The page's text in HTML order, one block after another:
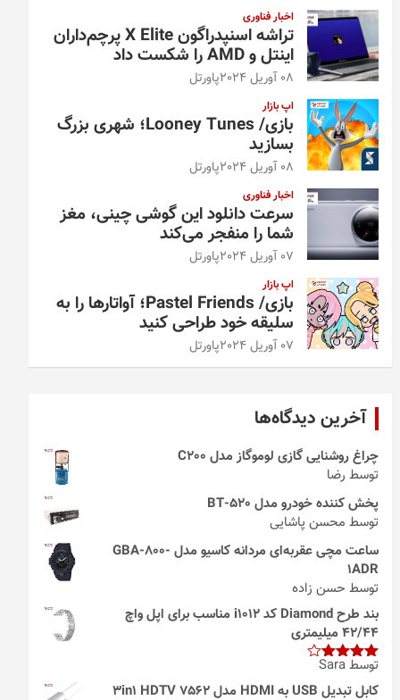
اخبار فناوری
تراشه اسنپدراگون X Elite پرچم‌داران
اینتل و AMD را شکست داد
08 آوریل 2024 پاورتل
اپ بازار
بازی/ Looney Tunes؛ شهری بزرگ
بسازید
08 آوریل 2024 پاورتل
اخبار فناوری
سرعت دانلود این گوشی چینی، مغز
شما را منفجر می‌کند
07 آوریل 2024 پاورتل
اپ بازار
بازی/ Pastel Friends؛ آواتارها را به
سلیقه خود طراحی کنید
07 آوریل 2024 پاورتل
آخرین دیدگاه‌ها
چراغ روشنایی گازی لوموگاز مدل C200
توسط رضا
پخش کننده خودرو مدل 520-BT
توسط محسن پاشایی
ساعت مچی عقربه‌ای مردانه کاسیو مدل GBA-800-
1ADR
توسط حسن زاده
بند طرح Diamond کد i1012 مناسب برای اپل واچ
42/44 میلیمتری
امتیاز4
از 5
توسط Sara
کابل تبدیل USB به HDMI مدل 3in1 HDTV 7562